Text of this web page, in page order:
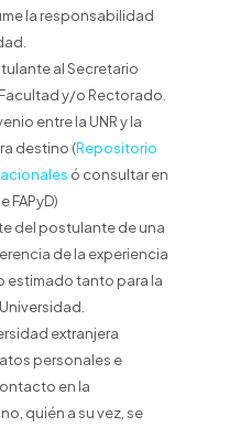
la responsabilidad
al Secretario
y/o Rectorado.
entre la UNR y la
destino (Repositorio
ó consultar en
FAPyD)
del postulante de una
de la experiencia
estimado tanto para la
extranjera
personales e
en la
quién a su vez, se